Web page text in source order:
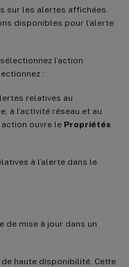
sur les alertes affichées.
disponibles pour l’alerte
l’action
:
relatives au
à l’activité réseau et au
ouvre le Propriétés
à l’alerte dans le
de mise à jour dans un
haute disponibilité. Cette